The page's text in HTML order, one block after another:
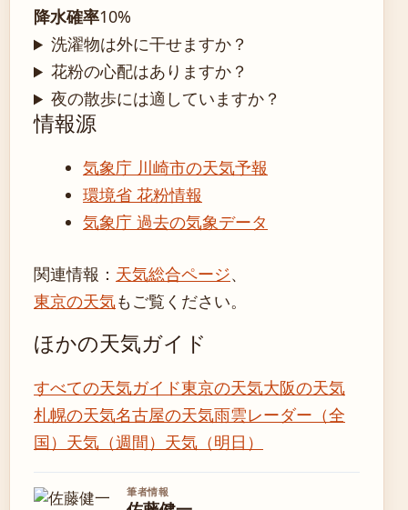
降水確率10%
洗濯物は外に干せますか？
花粉の心配はありますか？
夜の散歩には適していますか？
情報源
気象庁 川崎市の天気予報
環境省 花粉情報
気象庁 過去の気象データ
関連情報： 天気総合ページ、
東京の天気もご覧ください。
ほかの天気ガイド
すべての天気ガイド東京の天気大阪の天気
札幌の天気名古屋の天気雨雲レーダー（全
国） 天気（週間） 天気（明日）
筆者情報